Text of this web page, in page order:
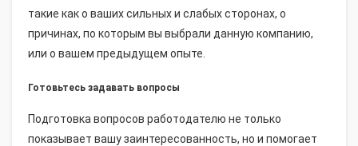
такие как о ваших сильных и слабых сторонах, о
причинах, по которым вы выбрали данную компанию,
или о вашем предыдущем опыте.
Готовьтесь задавать вопросы
Подготовка вопросов работодателю не только
показывает вашу заинтересованность, но и помогает